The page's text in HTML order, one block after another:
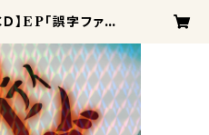
】EP「誤字ファイ